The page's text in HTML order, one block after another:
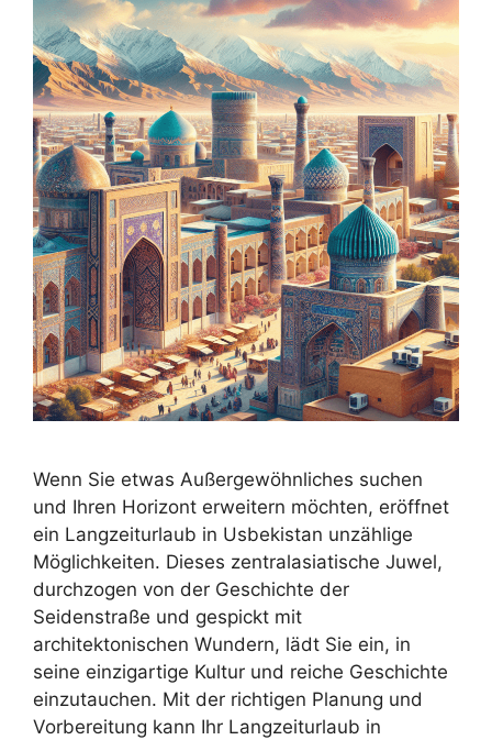
Wenn Sie etwas Außergewöhnliches suchen
und Ihren Horizont erweitern möchten, eröffnet
ein Langzeiturlaub in Usbekistan unzählige
Möglichkeiten. Dieses zentralasiatische Juwel,
durchzogen von der Geschichte der
Seidenstraße und gespickt mit
architektonischen Wundern, lädt Sie ein, in
seine einzigartige Kultur und reiche Geschichte
einzutauchen. Mit der richtigen Planung und
Vorbereitung kann Ihr Langzeiturlaub in